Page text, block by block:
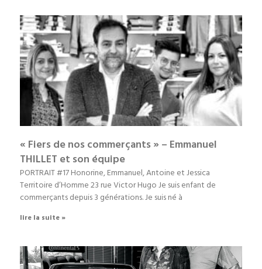
« Fiers de nos commerçants » – Emmanuel
THILLET et son équipe
PORTRAIT #17 Honorine, Emmanuel, Antoine et Jessica
Territoire d’Homme 23 rue Victor Hugo Je suis enfant de
commerçants depuis 3 générations. Je suis né à
lire la suite »